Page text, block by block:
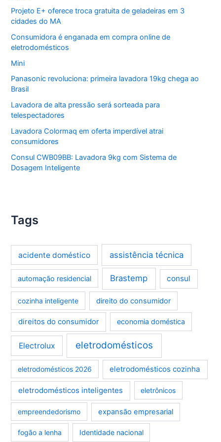
Projeto E+ oferece troca gratuita de geladeiras em 3
cidades do MA
Consumidora é enganada em compra online de
eletrodomésticos
Mini
Panasonic revoluciona: primeira lavadora 19kg chega ao
Brasil
Lavadora de alta pressão será sorteada para
telespectadores
Lavadora Colormaq em oferta imperdível atrai
consumidores
Consul CWB09BB: Lavadora 9kg com Sistema de
Dosagem Inteligente
Tags
acidente doméstico assistência técnica
automação residencial Brastemp consul
cozinha inteligente direito do consumidor
direitos do consumidor economia doméstica
Electrolux eletrodomésticos
eletrodomésticos 2026 eletrodomésticos cozinha
eletrodomésticos inteligentes eletrônicos
empreendedorismo expansão empresarial
fogão a lenha Identidade nacional